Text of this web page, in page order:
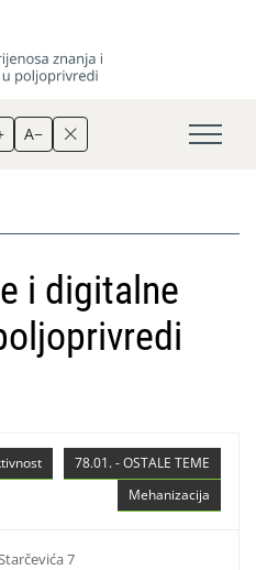
A−
i digitalne
78.01. - OSTALE TEME
Mehanizacija
7